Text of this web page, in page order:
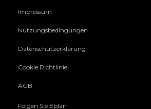
Impressum
Nutzungsbedingungen
Datenschutzerklärung
Cookie Richtlinie
AGB
Folgen Sie Eplan